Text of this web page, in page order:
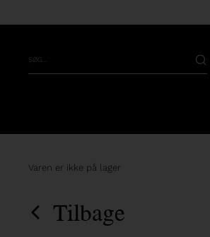
Varen er ikke på lager
Tilbage